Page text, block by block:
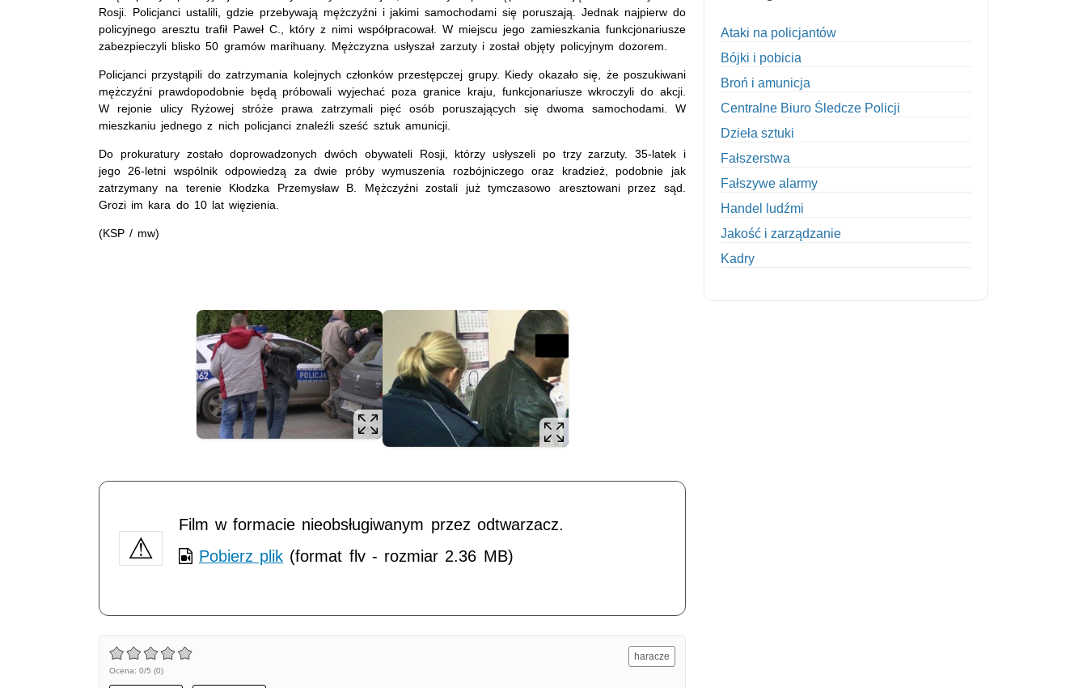
Rosji. Policjanci ustalili, gdzie przebywają mężczyźni i jakimi samochodami się poruszają. Jednak najpierw do
policyjnego aresztu trafił Paweł C., który z nimi współpracował. W miejscu jego zamieszkania funkcjonariusze
zabezpieczyli blisko 50 gramów marihuany. Mężczyzna usłyszał zarzuty i został objęty policyjnym dozorem.
Policjanci przystąpili do zatrzymania kolejnych członków przestępczej grupy. Kiedy okazało się, że poszukiwani
mężczyźni prawdopodobnie będą próbowali wyjechać poza granice kraju, funkcjonariusze wkroczyli do akcji.
W rejonie ulicy Ryżowej stróże prawa zatrzymali pięć osób poruszających się dwoma samochodami. W
mieszkaniu jednego z nich policjanci znaleźli sześć sztuk amunicji.
Do prokuratury zostało doprowadzonych dwóch obywateli Rosji, którzy usłyszeli po trzy zarzuty. 35-latek i
jego 26-letni wspólnik odpowiedzą za dwie próby wymuszenia rozbójniczego oraz kradzież, podobnie jak
zatrzymany na terenie Kłodzka Przemysław B. Mężczyźni zostali już tymczasowo aresztowani przez sąd.
Grozi im kara do 10 lat więzienia.
(KSP / mw)
Film w formacie nieobsługiwanym przez odtwarzacz.
Pobierz plik (format flv - rozmiar 2.36 MB)
Ocena: 0/5 (0)
haracze
Ataki na policjantów
Bójki i pobicia
Broń i amunicja
Centralne Biuro Śledcze Policji
Dzieła sztuki
Fałszerstwa
Fałszywe alarmy
Handel ludźmi
Jakość i zarządzanie
Kadry